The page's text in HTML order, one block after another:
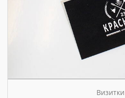
Визитки